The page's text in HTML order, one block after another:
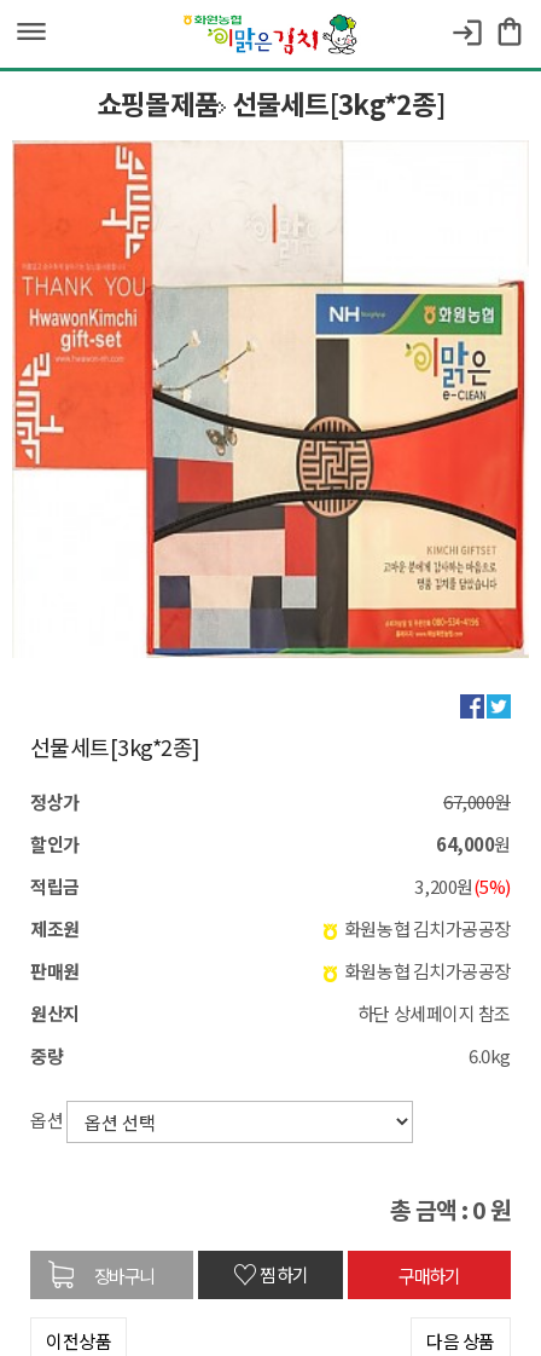
dehaze login shopping_bag
쇼핑몰제품 선물세트[3kg*2종]
선물세트[3kg*2종]
정상가
67,000원
할인가
64,000원
적립금
3,200원(5%)
제조원
화원농협 김치가공공장
판매원
화원농협 김치가공공장
원산지
하단 상세페이지 참조
중량
6.0kg
옵션
총 금액 :0원
♡찜하기
이전상품 다음 상품